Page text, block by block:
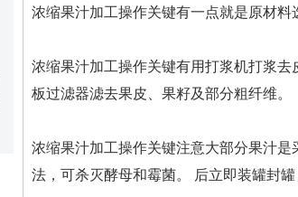
浓缩果汁加工操作关键有一点就是原材料
浓缩果汁加工操作关键有用打浆机打浆
板过滤器滤去果皮、果籽及部分粗纤维。
浓缩果汁加工操作关键注意大部分果汁
法，可杀灭酵母和霉菌。 后立即装罐封罐